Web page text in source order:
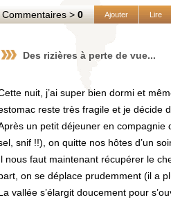
>0 Ajouter Lire
Des rizières à perte de vue...
nuit, j’ai super bien dormi et
reste très fragile et je décide
un petit déjeuner en compagnie
snif !!), on quitte nos hôtes d’un
nous faut maintenant récupérer le
on se déplace prudemment (il a
vallée s’élargit doucement pour